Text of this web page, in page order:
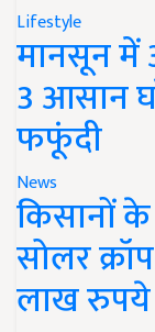
Lifestyle
मानसून में
3 आसान
फफूंदी
News
किसानों
सोलर
लाख